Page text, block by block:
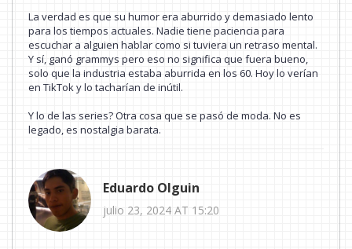
La verdad es que su humor era aburrido y demasiado lento
para los tiempos actuales. Nadie tiene paciencia para
escuchar a alguien hablar como si tuviera un retraso mental.
Y sí, ganó grammys pero eso no significa que fuera bueno,
solo que la industria estaba aburrida en los 60. Hoy lo verían
en TikTok y lo tacharían de inútil.
Y lo de las series? Otra cosa que se pasó de moda. No es
legado, es nostalgia barata.
Eduardo Olguin
julio 23, 2024 AT 15:20